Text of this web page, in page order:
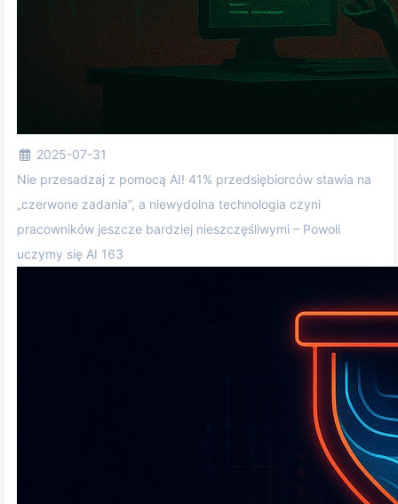
2025-07-31
Nie przesadzaj z pomocą AI! 41% przedsiębiorców stawia na
„czerwone zadania”, a niewydolna technologia czyni
pracowników jeszcze bardziej nieszczęśliwymi – Powoli
uczymy się AI 163